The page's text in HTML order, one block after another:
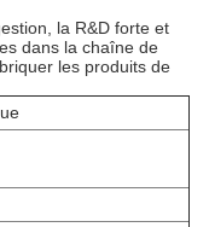
la R&D forte et
dans la chaîne de
les produits de